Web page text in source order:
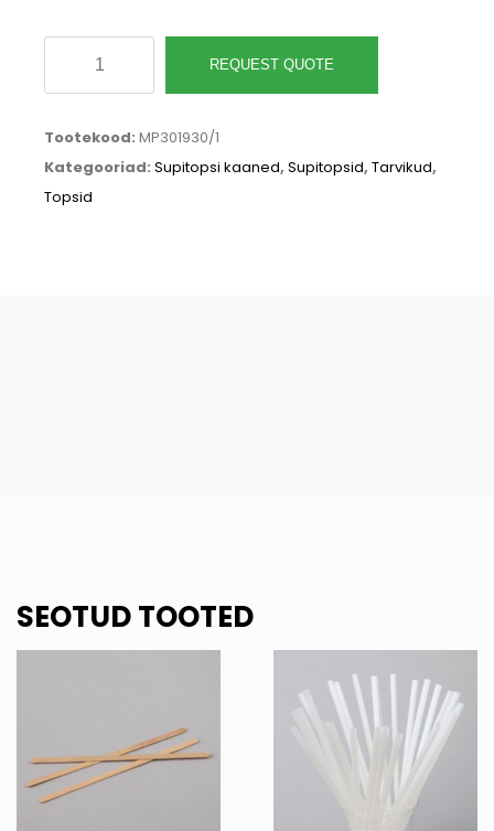
500ml
supitopsile
ø96mm,
REQUEST QUOTE
Tootekood: MP301930/1
Kategooriad: Supitopsi kaaned, Supitopsid, Tarvikud,
Topsid
SEOTUD TOOTED